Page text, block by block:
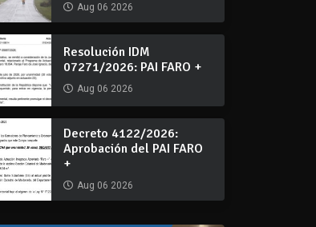
Aug 06 2026
Resolución IDM
07271/2026: PAI FARO +
Aug 06 2026
Decreto 4122/2026:
Aprobación del PAI FARO
+
Aug 06 2026